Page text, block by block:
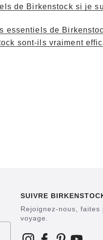
de Birkenstock si je
essentiels de
sont-ils vraiment
SUIVRE
Rejoignez-nous, faites
voyage.